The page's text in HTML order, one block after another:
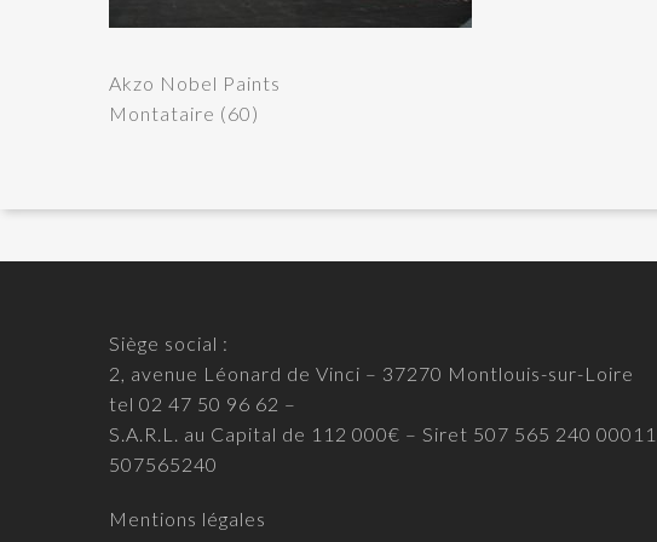
Akzo Nobel Paints
Montataire (60)
Siège social :
2, avenue Léonard de Vinci – 37270 Montlouis-sur-Loire
tel 02 47 50 96 62 –
S.A.R.L. au Capital de 112 000€ – Siret 507 565 240
507565240
Mentions légales